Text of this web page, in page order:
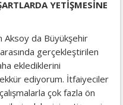
YETİŞMESİNE
da Büyükşehir
gerçekleştirilen
eklediklerini
ediyorum. İtfaiyeciler
çok fazla ön